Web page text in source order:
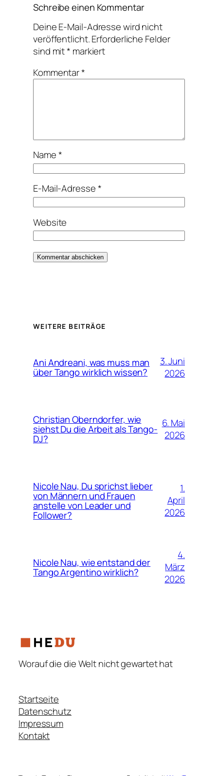
Schreibe einen Kommentar
Deine E-Mail-Adresse wird nicht
veröffentlicht.Erforderliche Felder
sind mit* markiert
Kommentar*
Name*
E-Mail-Adresse*
Website
WEITERE BEITRÄGE
Ani Andreani, was muss man
über Tango wirklich wissen?
3. Juni
2026
Christian Oberndorfer, wie
siehst Du die Arbeit als Tango-
DJ?
6. Mai
2026
Nicole Nau, Du sprichst lieber
von Männern und Frauen
anstelle von Leader und
Follower?
1.
April
2026
Nicole Nau, wie entstand der
Tango Argentino wirklich?
4.
März
2026
Worauf die die Welt nicht gewartet hat
Startseite
Datenschutz
Impressum
Kontakt